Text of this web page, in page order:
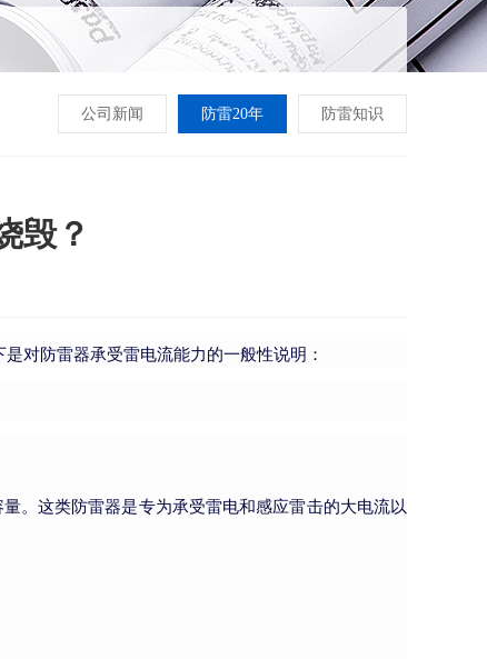
公司新闻 防雷20年 防雷知识
毁？
对防雷器承受雷电流能力的一般性说明：
。这类防雷器是专为承受雷电和感应雷击的大电流以